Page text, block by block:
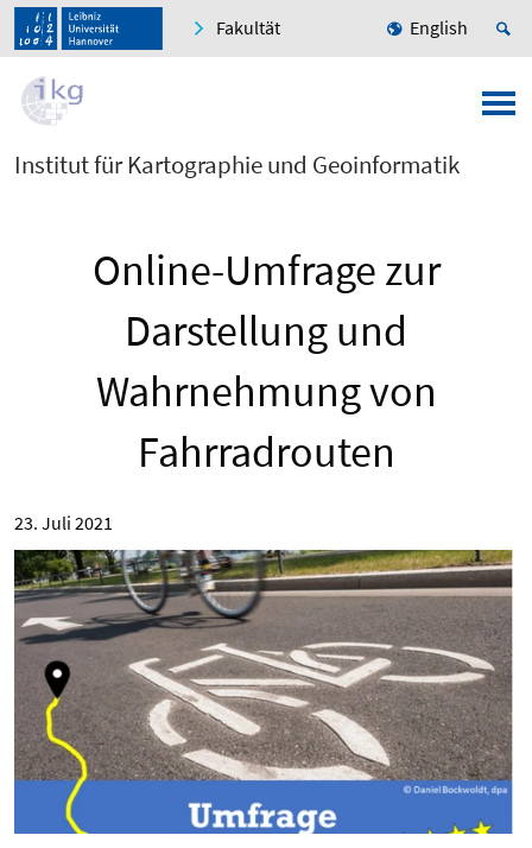
Fakultät English
Institut für Kartographie und Geoinformatik
Online-Umfrage zur
Darstellung und
Wahrnehmung von
Fahrradrouten
23. Juli 2021